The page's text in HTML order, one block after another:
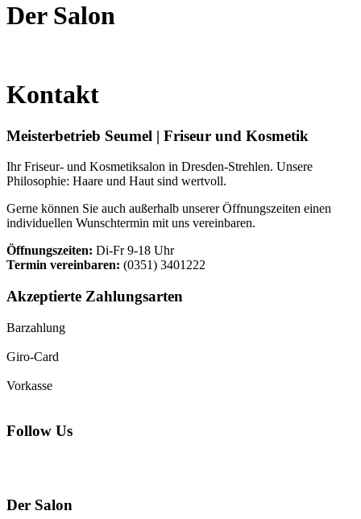
Der Salon
Kontakt
Meisterbetrieb Seumel | Friseur und Kosmetik
Ihr Friseur- und Kosmetiksalon in Dresden-Strehlen. Unsere
Philosophie: Haare und Haut sind wertvoll.
Gerne können Sie auch außerhalb unserer Öffnungszeiten einen
individuellen Wunschtermin mit uns vereinbaren.
Öffnungszeiten: Di-Fr 9-18 Uhr
Termin vereinbaren: (0351) 3401222
Akzeptierte Zahlungsarten
Barzahlung
Giro-Card
Vorkasse
Follow Us
Der Salon